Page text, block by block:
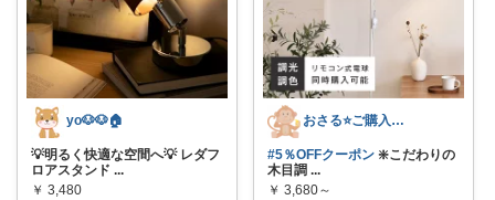
yo🐶🐶🏠
💡明るく快適な空間へ💡 レダフ
ロアスタンド ...
￥ 3,480
おさる⭐ご購入感謝🐹
#5％OFFクーポン ❇️こだわりの
木目調 ...
￥ 3,680～